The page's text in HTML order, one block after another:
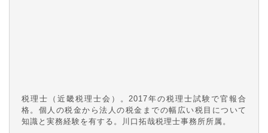
税理士（近畿税理士会）。2017年の税理士試験で官報合
格。個人の税金から法人の税金までの幅広い税目について
知識と実務経験を有する。川口拓哉税理士事務所所属。